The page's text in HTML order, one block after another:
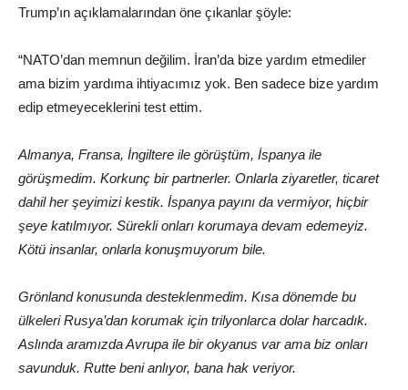
Trump’ın açıklamalarından öne çıkanlar şöyle:
“NATO’dan memnun değilim. İran’da bize yardım etmediler
ama bizim yardıma ihtiyacımız yok. Ben sadece bize yardım
edip etmeyeceklerini test ettim.
Almanya, Fransa, İngiltere ile görüştüm, İspanya ile
görüşmedim. Korkunç bir partnerler. Onlarla ziyaretler, ticaret
dahil her şeyimizi kestik. İspanya payını da vermiyor, hiçbir
şeye katılmıyor. Sürekli onları korumaya devam edemeyiz.
Kötü insanlar, onlarla konuşmuyorum bile.
Grönland konusunda desteklenmedim. Kısa dönemde bu
ülkeleri Rusya’dan korumak için trilyonlarca dolar harcadık.
Aslında aramızda Avrupa ile bir okyanus var ama biz onları
savunduk. Rutte beni anlıyor, bana hak veriyor.